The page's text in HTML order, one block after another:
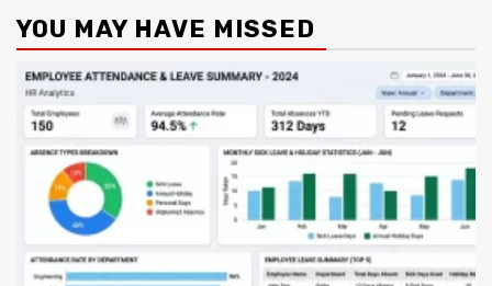
YOU MAY HAVE MISSED